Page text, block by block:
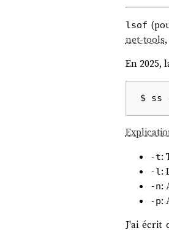
lsof
net-tools
En 2025,
-t:
-l:
-n:
-p:
J'ai écrit